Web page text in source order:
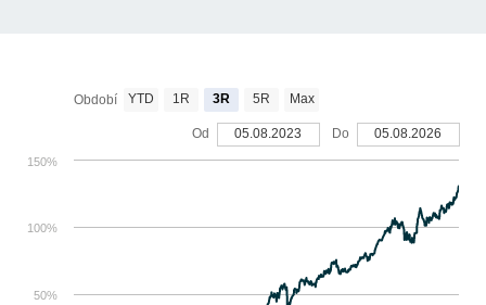
50%
100%
150%
Období YTD 1R 3R 5R Max
Od 05.08.2023 Do 05.08.2026